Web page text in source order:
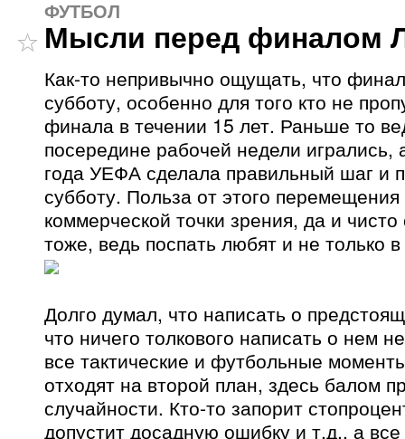
ФУТБОЛ
Мысли перед финалом
Как-то непривычно ощущать, что
субботу, особенно для того кто не
финала в течении 15 лет. Раньше то
посередине рабочей недели игрались,
года УЕФА сделала правильный шаг и
субботу. Польза от этого
коммерческой точки зрения, да и чисто
тоже, ведь поспать любят и не только
Долго думал, что написать о
что ничего толкового написать о нем
все тактические и футбольные
отходят на второй план, здесь балом
случайности. Кто-то запорит
допустит досадную ошибку и т.д., а